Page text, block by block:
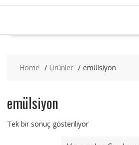
Home Ürünler emülsiyon
emülsiyon
Tek bir sonuç gösteriliyor